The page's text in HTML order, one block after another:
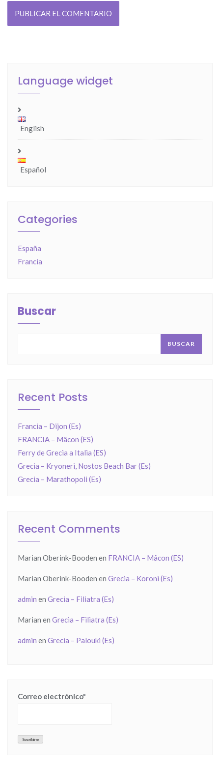
Language widget
English
Español
Categories
España
Francia
Buscar
BUSCAR
Recent Posts
Francia – Dijon (Es)
FRANCIA – Mâcon (ES)
Ferry de Grecia a Italia (ES)
Grecia – Kryoneri, Nostos Beach Bar (Es)
Grecia – Marathopoli (Es)
Recent Comments
Marian Oberink-Booden en FRANCIA – Mâcon (ES)
Marian Oberink-Booden en Grecia – Koroni (Es)
admin en Grecia – Filiatra (Es)
Marian en Grecia – Filiatra (Es)
admin en Grecia – Palouki (Es)
Correo electrónico*